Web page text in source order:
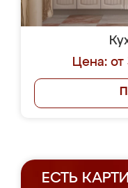
Цена: от
ЕСТЬ